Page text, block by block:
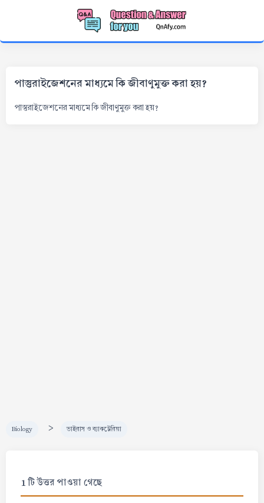
পাস্তুরাইজেশনের মাধ্যমে কি জীবাণুমুক্ত করা হয়?
পাস্তুরাইজেশনের মাধ্যমে কি জীবাণুমুক্ত করা হয়?
Biology > ভাইরাস ও ব্যাকটেরিয়া
1 টি উত্তর পাওয়া গেছে